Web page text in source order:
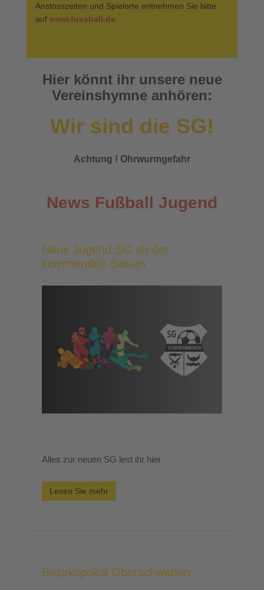
Anstosszeiten und Spielorte entnehmen Sie bitte
auf www.fussball.de
Hier könnt ihr unsere neue
Vereinshymne anhören:
Wir sind die SG!
Achtung ! Ohrwurmgefahr
News Fußball Jugend
Neue Jugend SG ab der
kommenden Saison
Alles zur neuen SG lest ihr hier
Lesen Sie mehr
Bezirkspokal Oberschwaben